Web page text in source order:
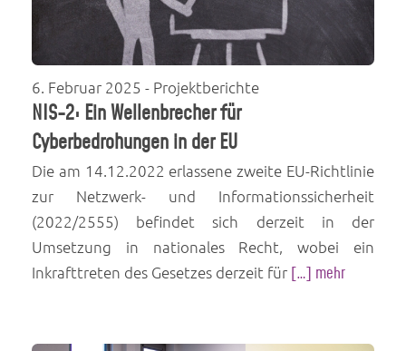
6. Februar 2025 - Projektberichte
NIS-2: Ein Wellenbrecher für
Cyberbedrohungen in der EU
Die am 14.12.2022 erlassene zweite EU-Richtlinie
zur Netzwerk- und Informationssicherheit
(2022/2555) befindet sich derzeit in der
Umsetzung in nationales Recht, wobei ein
Inkrafttreten des Gesetzes derzeit für[…] mehr